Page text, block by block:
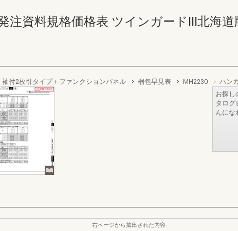
注資料規格価格表 ツインガードIII北海道
袖付2枚引タイプ＋ファンクションパネル 梱包早見表 MH2230 ハン
お探し
タログ
んにな
右ページから抽出された内容